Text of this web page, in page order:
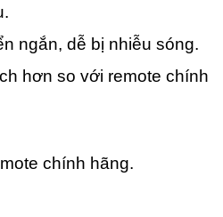
ngắn, dễ bị nhiễu sóng.
hơn so với remote chính
chính hãng.